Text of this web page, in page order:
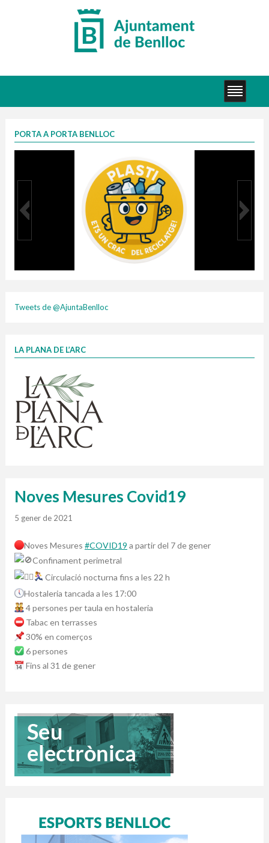
PORTA A PORTA BENLLOC
1 contenidors intel·ligents
Finançat per la Unió Europea – NextGenerationEU
Tweets de @AjuntaBenlloc
LA PLANA DE L’ARC
Noves Mesures Covid19
5 gener de 2021
Noves Mesures #COVID19 a partir del 7 de gener
Confinament perimetral
Circulació nocturna fins a les 22 h
Hostaleria tancada a les 17:00
4 persones per taula en hostaleria
Tabac en terrasses
30% en comerços
6 persones
Fins al 31 de gener